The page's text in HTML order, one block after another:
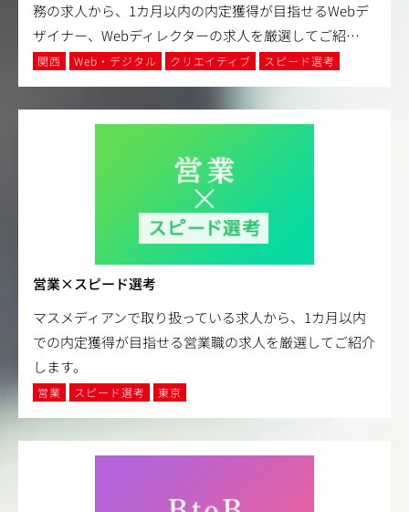
務の求人から、1カ月以内の内定獲得が目指せるWebデ
ザイナー、Webディレクターの求人を厳選してご紹…
関西 Web・デジタル クリエイティブ スピード選考
営業×スピード選考
マスメディアンで取り扱っている求人から、1カ月以内
での内定獲得が目指せる営業職の求人を厳選してご紹介
します。
営業 スピード選考 東京